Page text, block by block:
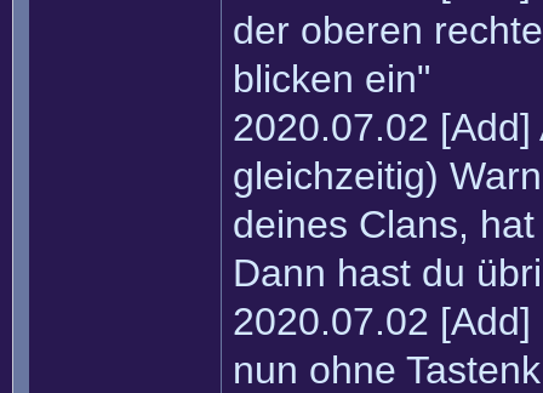
der oberen
blicken ein"
2020.07.02
gleichzeitig)
deines Clans,
Dann hast du
2020.07.02
nun ohne